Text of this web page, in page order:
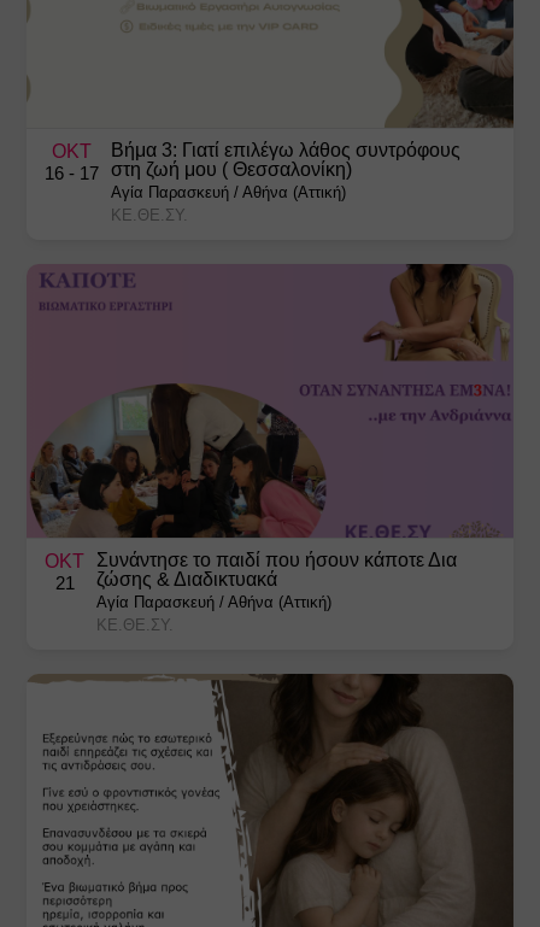
ΟΚΤ
16 - 17
Βήμα 3: Γιατί επιλέγω λάθος συντρόφους
στη ζωή μου ( Θεσσαλονίκη)
Αγία Παρασκευή /Αθήνα (Αττική)
ΚΕ.ΘΕ.ΣΥ.
ΟΚΤ
21
Συνάντησε το παιδί που ήσουν κάποτε Δια
ζώσης & Διαδικτυακά
Αγία Παρασκευή /Αθήνα (Αττική)
ΚΕ.ΘΕ.ΣΥ.